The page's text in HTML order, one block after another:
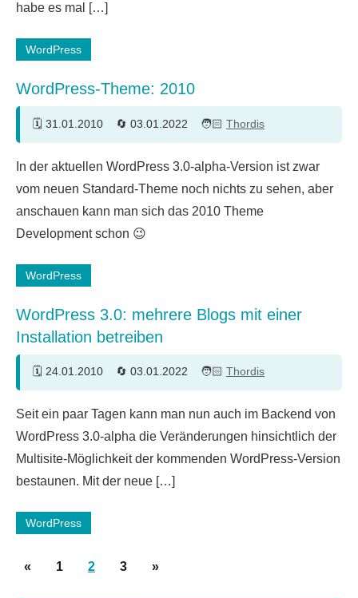
habe es mal […]
WordPress
WordPress-Theme: 2010
31.01.2010 03.01.2022 Thordis
Kommentare
In der aktuellen WordPress 3.0-alpha-Version ist zwar
vom neuen Standard-Theme noch nichts zu sehen, aber
anschauen kann man sich das 2010 Theme
Development schon 😉
WordPress
WordPress 3.0: mehrere Blogs mit einer
Installation betreiben
24.01.2010 03.01.2022 Thordis
Kommentare
Seit ein paar Tagen kann man nun auch im Backend von
WordPress 3.0-alpha die Veränderungen hinsichtlich der
Multisite-Möglichkeit der kommenden WordPress-Version
bestaunen. Mit der neue […]
WordPress
Seitennummerierung
«Vorherige
1 2 3
Nächste
»